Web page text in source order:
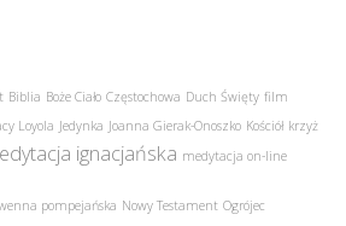
Biblia Boże Ciało Częstochowa Duch Święty film
Loyola Jedynka Joanna Gierak-Onoszko Kościół krzyż
ignacjańska medytacja on-line
pompejańska Nowy Testament Ogrójec